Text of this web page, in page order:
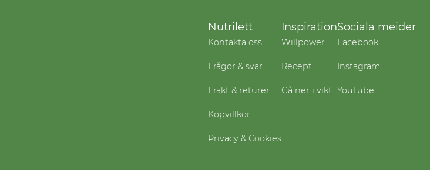
Nutrilett
Kontakta oss
Frågor & svar
Frakt & returer
Köpvillkor
Privacy & Cookies
Inspiration
Willpower
Recept
Gå ner i vikt
Sociala meider
Facebook
Instagram
YouTube